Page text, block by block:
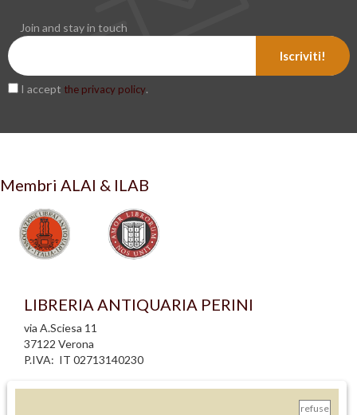
Join and stay in touch
Iscriviti!
I accept the privacy policy.
Membri ALAI & ILAB
LIBRERIA ANTIQUARIA PERINI
via A.Sciesa 11
37122 Verona
P.IVA: IT 02713140230
info legali
refuse